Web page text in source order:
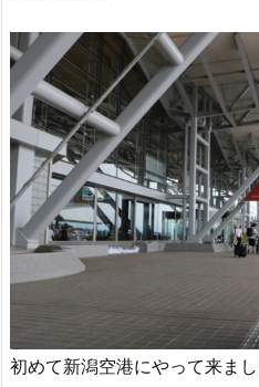
初めて新潟空港にやって来ま